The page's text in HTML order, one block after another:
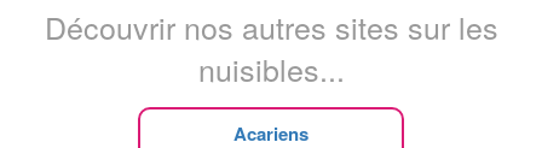
Découvrir nos autres sites sur les
nuisibles...
Acariens